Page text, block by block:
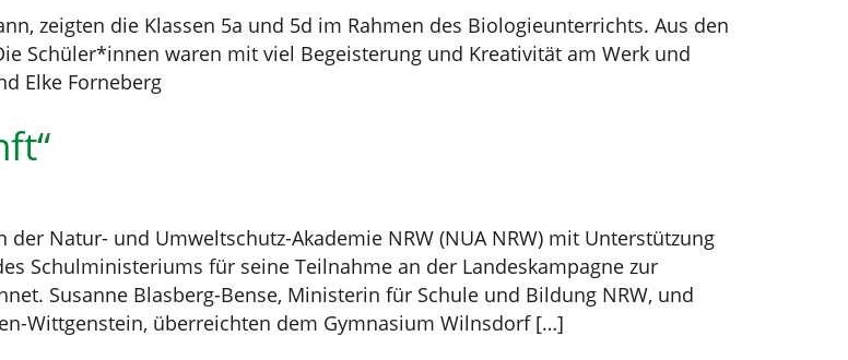
zeigten die Klassen 5a und 5d im Rahmen des Biologieunterrichts. Aus den
Schüler*innen waren mit viel Begeisterung und Kreativität am Werk und
Elke Forneberg
Natur- und Umweltschutz-Akademie NRW (NUA NRW) mit Unterstützung
Schulministeriums für seine Teilnahme an der Landeskampagne zur
Susanne Blasberg-Bense, Ministerin für Schule und Bildung NRW, und
Wittgenstein, überreichten dem Gymnasium Wilnsdorf […]